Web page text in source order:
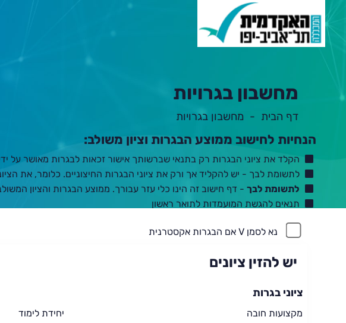
מחשבון בגרויות
דף הבית מחשבון בגרויות
תוכן
ראשי
הנחיות לחישוב ממוצע הבגרות וציון משולב:
הקלד את ציוני הבגרות רק בתנאי שברשותך אישור זכאות לבגרות מאושר על
לתשומת לבך - יש להקליד אך ורק את ציוני הבגרות החיצוניים. כלומר, את
לתשומת לבך- דף חישוב זה הינו כלי עזר עבורך. ממוצע הבגרות והציון
תנאים להגשת המועמדות לתואר ראשון(נפתח
חדשה
נא לסמן V אם הבגרות אקסטרנית
יש להזין ציונים
ציוני בגרות
מקצועות חובה יחידת לימוד